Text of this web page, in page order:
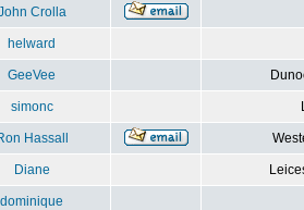
Crolla
helward
GeeVee
simonc
Hassall
Diane
dominique